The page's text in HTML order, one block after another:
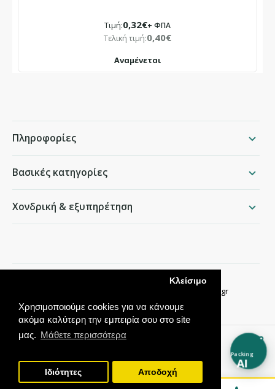
Χρησιμοποιούμε cookies για να κάνουμε
ακόμα καλύτερη την εμπειρία σου στο site
μας. Μάθετε περισσότερα
Κλείσιμο
Ιδιότητες Αποδοχή
Τιμή:0,32€+ ΦΠΑ
Τελική τιμή:0,40€
Αναμένεται
Πληροφορίες
Βασικές κατηγορίες
Χονδρική & εξυπηρέτηση
info@packing.gr
Packing
AI